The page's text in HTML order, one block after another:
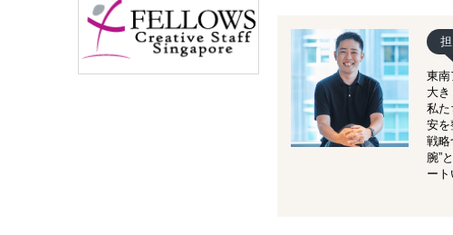
東南
大き
私た
安を
戦略
腕”
ート